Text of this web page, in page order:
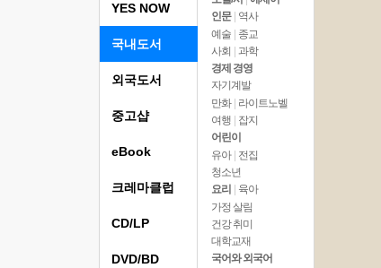
YES NOW
국내도서
인문
역사
예술 | 종교
사회 | 과학
경제 경영
자기계발
만화 | 라이트노벨
여행
잡지
어린이
유아 | 전집
청소년
요리
육아
가정 살림
건강 취미
대학교재
국어와 외국어
외국도서
중고샵
eBook
크레마클럽
CD/LP
DVD/BD